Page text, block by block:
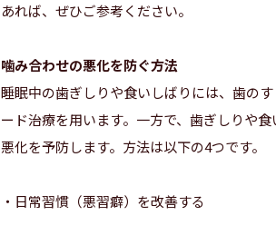
あれば、ぜひご参考ください。
噛み合わせの悪化を防ぐ方法
睡眠中の歯ぎしりや食いしばりには、歯の
ード治療を用います。一方で、歯ぎしりや
悪化を予防します。方法は以下の4つです。
・日常習慣（悪習癖）を改善する